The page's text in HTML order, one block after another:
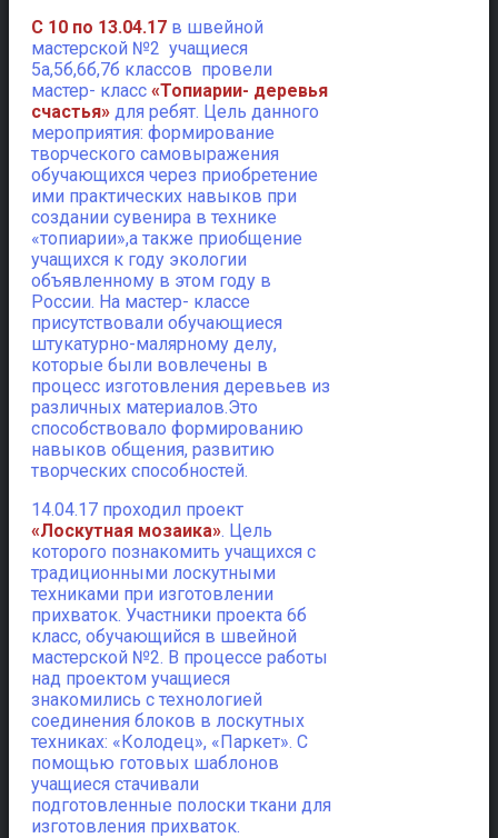
С 10 по 13.04.17 в швейной
мастерской №2 учащиеся
5а,5б,6б,7б классов провели
мастер- класс «Топиарии- деревья
счастья» для ребят. Цель данного
мероприятия: формирование
творческого самовыражения
обучающихся через приобретение
ими практических навыков при
создании сувенира в технике
«топиарии»,а также приобщение
учащихся к году экологии
объявленному в этом году в
России. На мастер- классе
присутствовали обучающиеся
штукатурно-малярному делу,
которые были вовлечены в
процесс изготовления деревьев из
различных материалов.Это
способствовало формированию
навыков общения, развитию
творческих способностей.
14.04.17 проходил проект
«Лоскутная мозаика». Цель
которого познакомить учащихся с
традиционными лоскутными
техниками при изготовлении
прихваток. Участники проекта 6б
класс, обучающийся в швейной
мастерской №2. В процессе работы
над проектом учащиеся
знакомились с технологией
соединения блоков в лоскутных
техниках: «Колодец», «Паркет». С
помощью готовых шаблонов
учащиеся стачивали
подготовленные полоски ткани для
изготовления прихваток.